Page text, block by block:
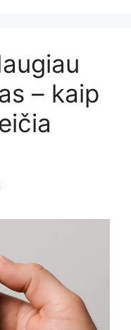
– kaip